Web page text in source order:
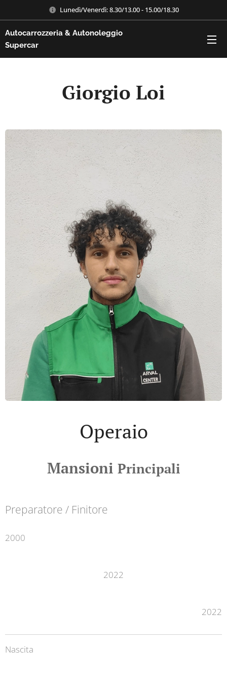
Lunedì/Venerdì: 8.30/13.00 - 15.00/18.30
Autocarrozzeria & Autonoleggio
Supercar
Giorgio Loi
Operaio
Mansioni Principali
Preparatore / Finitore
2000
2022
2022
Nascita